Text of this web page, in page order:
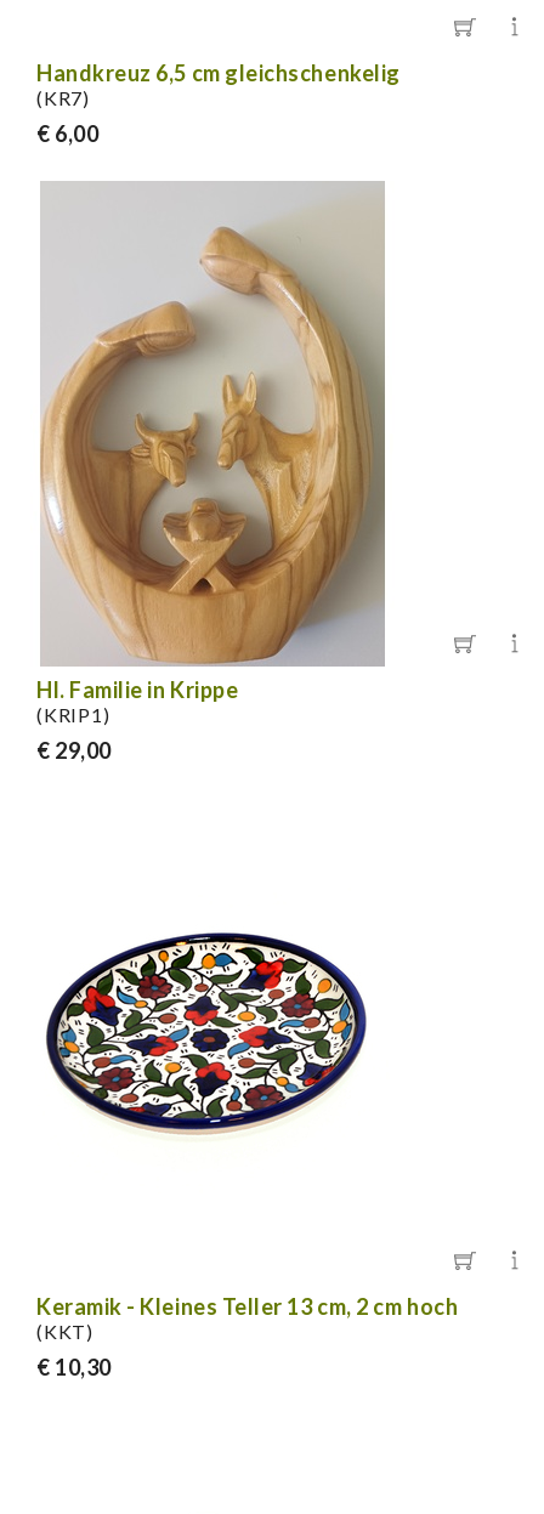
Handkreuz 6,5 cm gleichschenkelig
(KR7)
€ 6,00
Hl. Familie in Krippe
(KRIP1)
€ 29,00
Keramik - Kleines Teller 13 cm, 2 cm hoch
(KKT)
€ 10,30